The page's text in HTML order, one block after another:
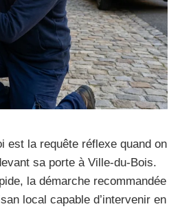
est la requête réflexe quand on
sa porte à Ville-du-Bois.
la démarche recommandée
local capable d’intervenir en